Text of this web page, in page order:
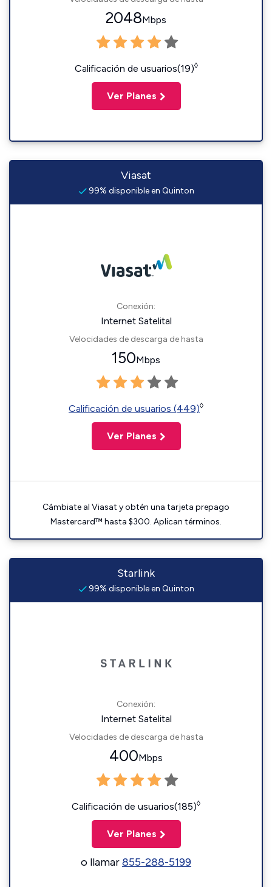
2048Mbps
Calificación de usuarios(19)◊
Ver Planes
Viasat
99% disponible en Quinton
Conexión:
Internet Satelital
Velocidades de descarga de hasta
150Mbps
Calificación de usuarios (449)◊
Ver Planes
Cámbiate al Viasat y obtén una tarjeta prepago
Mastercard™ hasta $300. Aplican términos.
Starlink
99% disponible en Quinton
Conexión:
Internet Satelital
Velocidades de descarga de hasta
400Mbps
Calificación de usuarios(185)◊
Ver Planes
o llamar855-288-5199